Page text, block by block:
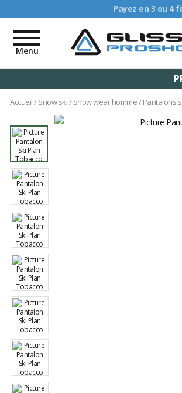
Toggle
navigation
Menu
Accueil/Snow ski/Snow wear homme/Pantalons